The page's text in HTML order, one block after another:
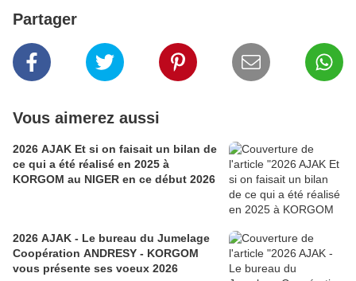
Partager
Vous aimerez aussi
2026 AJAK Et si on faisait un bilan de
ce qui a été réalisé en 2025 à
KORGOM au NIGER en ce début 2026
2026 AJAK - Le bureau du Jumelage
Coopération ANDRESY - KORGOM
vous présente ses voeux 2026